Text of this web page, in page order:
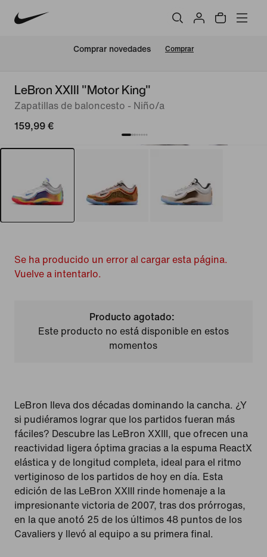
Comprar novedades Comprar
LeBron XXIII "Motor King"
Zapatillas de baloncesto - Niño/a
159,99 €
Se ha producido un error al cargar esta página.
Vuelve a intentarlo.
Producto agotado:
Este producto no está disponible en estos
momentos
LeBron lleva dos décadas dominando la cancha. ¿Y
si pudiéramos lograr que los partidos fueran más
fáciles? Descubre las LeBron XXIII, que ofrecen una
reactividad ligera óptima gracias a la espuma ReactX
elástica y de longitud completa, ideal para el ritmo
vertiginoso de los partidos de hoy en día. Esta
edición de las LeBron XXIII rinde homenaje a la
impresionante victoria de 2007, tras dos prórrogas,
en la que anotó 25 de los últimos 48 puntos de los
Cavaliers y llevó al equipo a su primera final.